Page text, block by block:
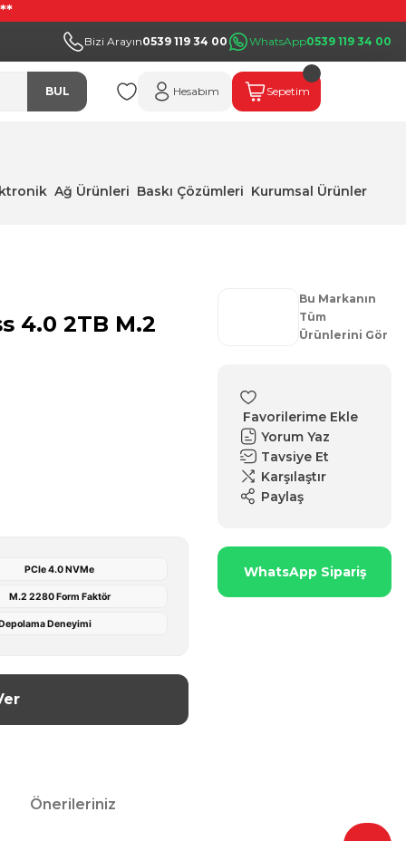
Bizi Arayın0539 119 34 00 WhatsApp0539 119 34 00
BUL Hesabım Sepetim
Ağ Ürünleri Baskı Çözümleri Kurumsal Ürünler
4.0 2TB M.2
PCIe 4.0 NVMe
M.2 2280 Form Faktör
Deneyimi
Bu Markanın
Tüm
Ürünlerini Gör
Yorum Yaz
Tavsiye Et
Karşılaştır
Paylaş
WhatsApp Sipariş
Önerileriniz